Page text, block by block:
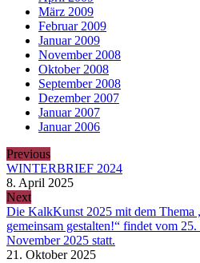
März 2009
Februar 2009
Januar 2009
November 2008
Oktober 2008
September 2008
Dezember 2007
Januar 2007
Januar 2006
Previous
WINTERBRIEF 2024
8. April 2025
Next
Die KalkKunst 2025 mit dem
gemeinsam gestalten!“ findet vom
November 2025 statt.
21. Oktober 2025